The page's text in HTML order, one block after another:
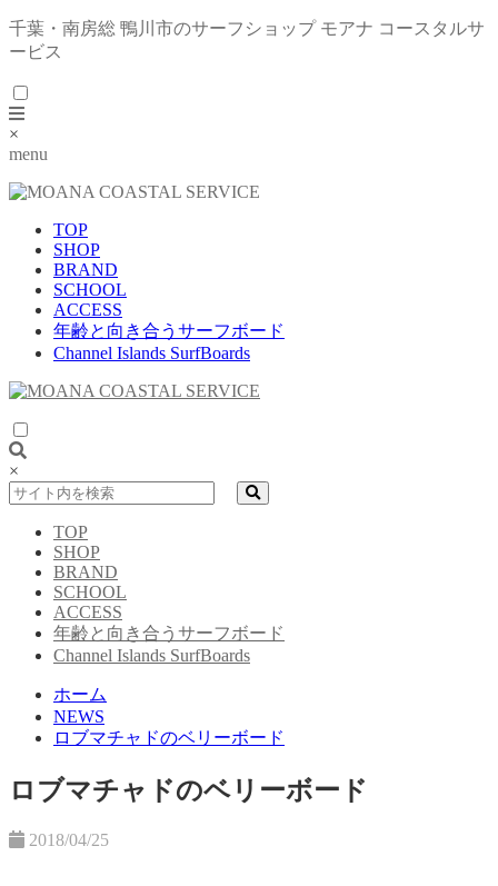
千葉・南房総 鴨川市のサーフショップ モアナ コースタルサ
ービス
×
menu
TOP
SHOP
BRAND
SCHOOL
ACCESS
年齢と向き合うサーフボード
Channel Islands SurfBoards
×
TOP
SHOP
BRAND
SCHOOL
ACCESS
年齢と向き合うサーフボード
Channel Islands SurfBoards
ホーム
NEWS
ロブマチャドのベリーボード
ロブマチャドのベリーボード
2018/04/25